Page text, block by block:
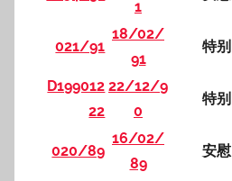
1
021/91
18/02/
91
特别
D199012
22
22/12/9
0
特别
020/89
16/02/
89
安慰